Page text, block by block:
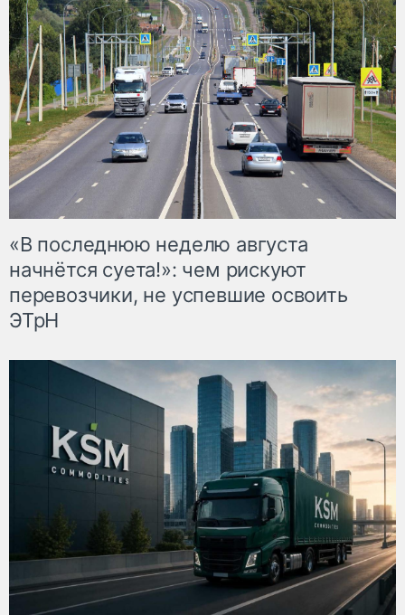
«В последнюю неделю августа
начнётся суета!»: чем рискуют
перевозчики, не успевшие освоить
ЭТрН